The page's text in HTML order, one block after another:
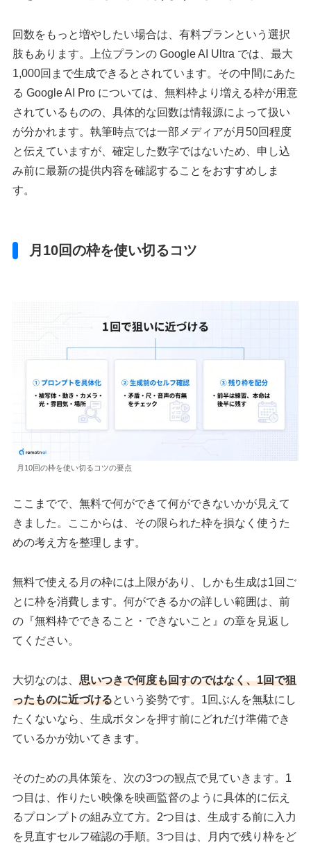
回数をもっと増やしたい場合は、有料プランという選択
肢もあります。上位プランの Google AI Ultra では、最大
1,000回まで生成できるとされています。その中間にあた
る Google AI Pro については、無料枠より増える枠が用意
されているものの、具体的な回数は情報源によって扱い
が分かれます。執筆時点では一部メディアが月50回程度
と伝えていますが、確定した数字ではないため、申し込
み前に最新の提供内容を確認することをおすすめしま
す。
月10回の枠を使い切るコツ
月10回の枠を使い切るコツの要点
ここまでで、無料で何ができて何ができないかが見えて
きました。ここからは、その限られた枠を損なく使うた
めの考え方を整理します。
無料で使える月の枠には上限があり、しかも生成は1回ご
とに枠を消費します。何ができるかの詳しい範囲は、前
の『無料枠でできること・できないこと』の章を見返し
てください。
大切なのは、思いつきで何度も回すのではなく、1回で狙
ったものに近づけるという姿勢です。1回ぶんを無駄にし
たくないなら、生成ボタンを押す前にどれだけ準備でき
ているかが効いてきます。
そのための具体策を、次の3つの観点で見ていきます。1
つ目は、作りたい映像を映画監督のように具体的に伝え
るプロンプトの組み立て方。2つ目は、生成する前に入力
を見直すセルフ確認の手順。3つ目は、月内で残り枠をど